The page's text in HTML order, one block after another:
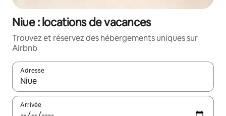
Niue : locations de vacances
Trouvez et réservez des hébergements uniques sur
Airbnb
Adresse
Lorsque les résultats s'affichent, utilisez les flèches vers le
Arrivée